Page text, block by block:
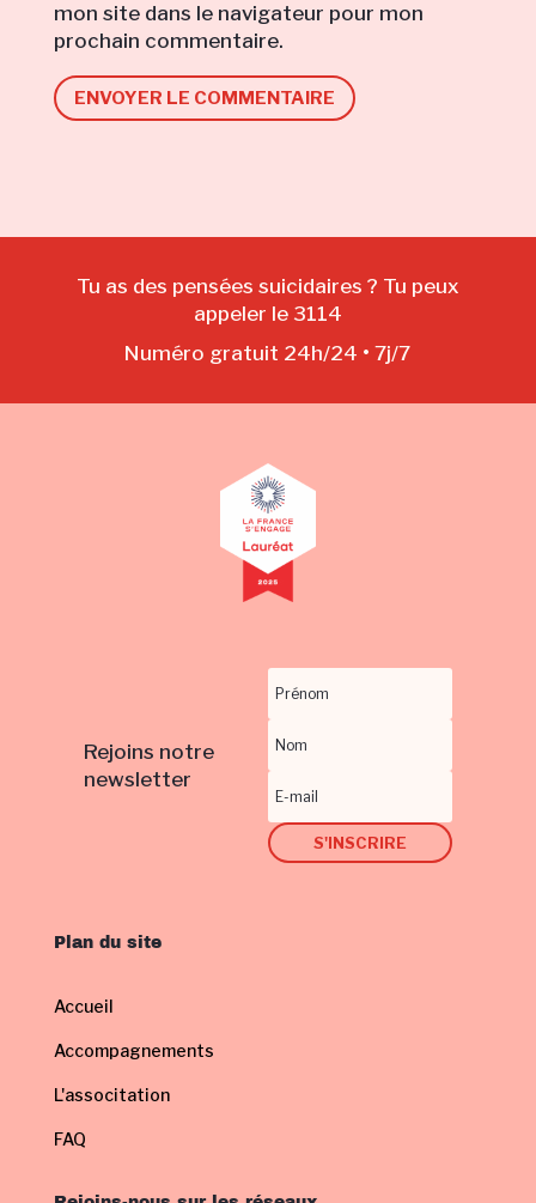
mon site dans le navigateur pour mon
prochain commentaire.
ENVOYER LE COMMENTAIRE
Tu as des pensées suicidaires ? Tu peux
appeler le 3114
Numéro gratuit 24h/24 • 7j/7
Rejoins notre
newsletter
S'INSCRIRE
Plan du site
Accueil
Accompagnements
L'associtation
FAQ